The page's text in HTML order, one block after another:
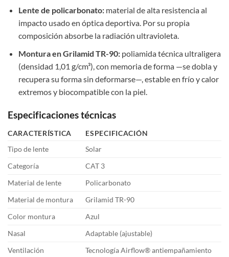
Lente de policarbonato:material de alta resistencia al
impacto usado en óptica deportiva. Por su propia
composición absorbe la radiación ultravioleta.
Montura en Grilamid TR-90:poliamida técnica ultraligera
(densidad 1,01 g/cm³), con memoria de forma —se dobla y
recupera su forma sin deformarse—, estable en frío y calor
extremos y biocompatible con la piel.
Especificaciones técnicas
CARACTERÍSTICA
ESPECIFICACIÓN
Tipo de lente
Solar
Categoría
CAT 3
Material de lente
Policarbonato
Material de montura
Grilamid TR-90
Color montura
Azul
Nasal
Adaptable (ajustable)
Ventilación
Tecnología Airflow® antiempañamiento